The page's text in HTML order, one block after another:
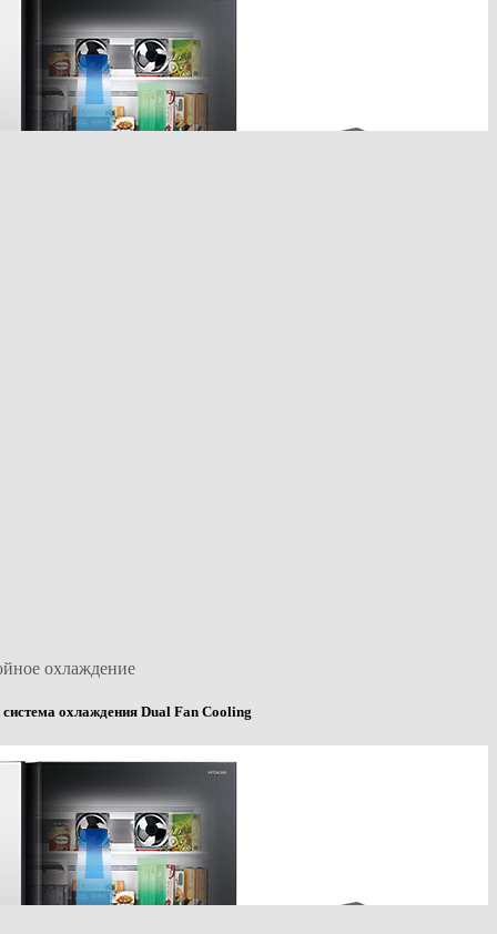
охлаждение
охлаждения Dual Fan Cooling